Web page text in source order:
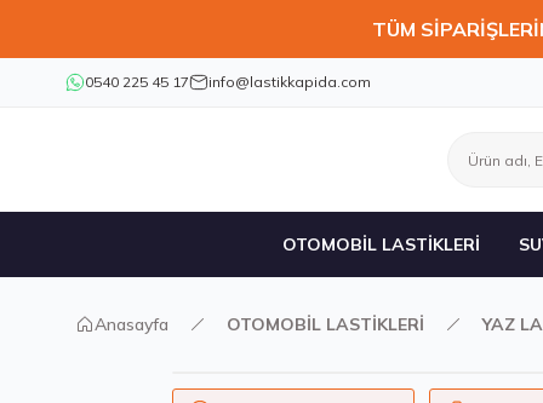
TÜM
0540 225 45 17 info@lastikkapida.com
OTOMOBİL LASTİKLERİ
Anasayfa OTOMOBİL LASTİKLERİ YAZ